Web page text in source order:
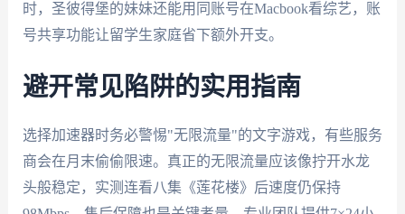
时，圣彼得堡的妹妹还能用同账号在Macbook看综艺，账
号共享功能让留学生家庭省下额外开支。
避开常见陷阱的实用指南
选择加速器时务必警惕"无限流量"的文字游戏，有些服务
商会在月末偷偷限速。真正的无限流量应该像拧开水龙
头般稳定，实测连看八集《莲花楼》后速度仍保持